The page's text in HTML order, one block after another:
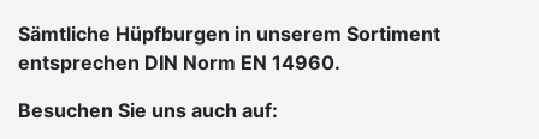
Sämtliche Hüpfburgen in unserem Sortiment
entsprechen DIN Norm EN 14960.
Besuchen Sie uns auch auf: